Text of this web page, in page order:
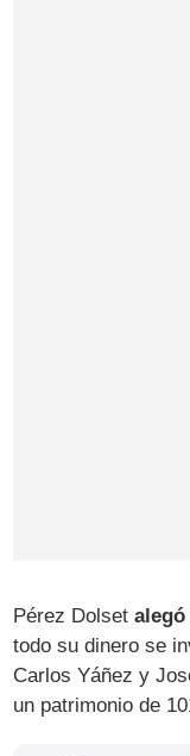
Pérez Dolset
todo su dinero se
Carlos Yáñez y
un patrimonio de